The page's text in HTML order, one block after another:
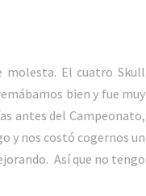
molesta. El cuatro Skull
bien y fue muy
antes del Campeonato,
y nos costó cogernos un
Así que no tengo